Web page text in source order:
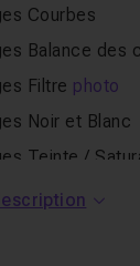
Courbes
Balance des
Filtre photo
Noir et Blanc
Teinte /
Vibrance